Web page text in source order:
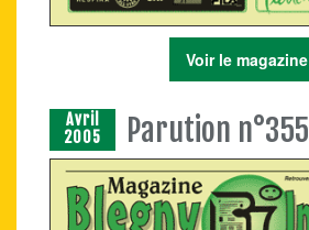
Voir le magazine
Avril
2005
Parution n°355